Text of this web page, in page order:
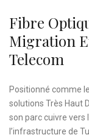
Fibre
Migration
Telecom
Positionné comme
solutions Très Haut
son parc cuivre vers
l’infrastructure de